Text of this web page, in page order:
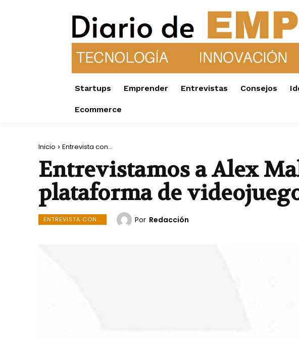
Startups Emprender Entrevistas Consejos
Ecommerce
Inicio Entrevista con...
Entrevistamos a Alex
plataforma de
ENTREVISTA CON... Por Redacción